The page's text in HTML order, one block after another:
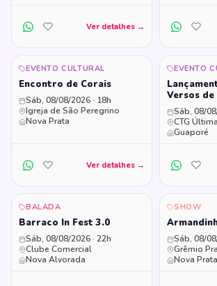
Ver detalhes →
EVENTO CULTURAL
Encontro de Corais
Sáb, 08/08/2026 · 18h
Igreja de São Peregrino
Nova Prata
Ver detalhes →
EVENTO
Versos de
Sáb, 08/
CTG
Guaporé
BALADA
Barraco In Fest 3.0
Sáb, 08/08/2026 · 22h
Clube Comercial
Nova Alvorada
SHOW
Sáb, 08/
Grêmio
Nova Prata